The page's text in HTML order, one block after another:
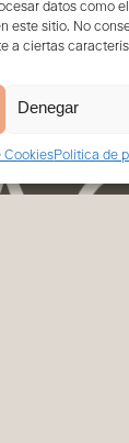
datos como
este sitio. No
a ciertas
Denegar
CookiesPolítica de